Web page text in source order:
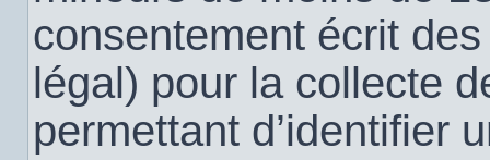
consentement écrit
légal) pour la collecte
permettant d’identifier